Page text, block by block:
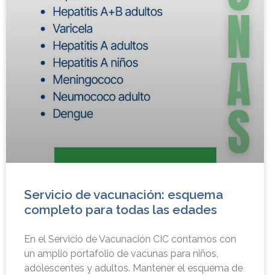
Servicio de vacunación: esquema
completo para todas las edades
En el Servicio de Vacunación CIC contamos con
un amplio portafolio de vacunas para niños,
adolescentes y adultos. Mantener el esquema de